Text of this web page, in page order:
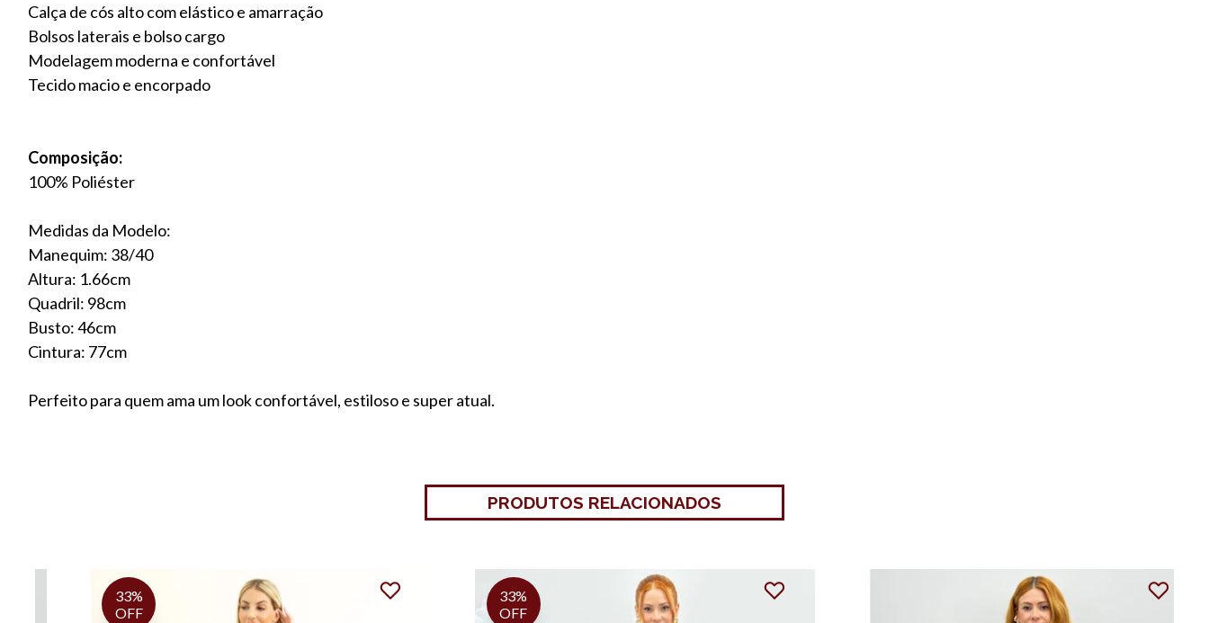
Calça de cós alto com elástico e amarração
Bolsos laterais e bolso cargo
Modelagem moderna e confortável
Tecido macio e encorpado
Composição:
100% Poliéster
Medidas da Modelo:
Manequim: 38/40
Altura: 1.66cm
Quadril: 98cm
Busto: 46cm
Cintura: 77cm
Perfeito para quem ama um look confortável, estiloso e super atual.
PRODUTOS RELACIONADOS
33%
OFF